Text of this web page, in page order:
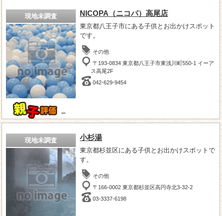
現地未調査
－
NICOPA（ニコパ）高尾店
東京都八王子市にある子供とお出かけスポット
です。
その他
〒193-0834 東京都八王子市東浅川町550-1 イーア
ス高尾2F
042-629-9454
現地未調査 小杉湯
東京都杉並区にある子供とお出かけスポットで
す。
その他
〒166-0002 東京都杉並区高円寺北3-32-2
03-3337-6198